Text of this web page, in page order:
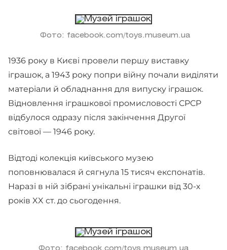
Фото: facebook.com/toys.museum.ua
1936 року в Києві провели першу виставку
іграшок, а 1943 року попри війну почали виділяти
матеріали й обладнання для випуску іграшок.
Відновлення іграшкової промисловості СРСР
відбулося одразу після закінчення Другої
світової — 1946 року.
Відтоді колекція київського музею
поповнювалася й сягнула 15 тисяч експонатів.
Наразі в ній зібрані унікальні іграшки від 30-х
років XX ст. до сьогодення.